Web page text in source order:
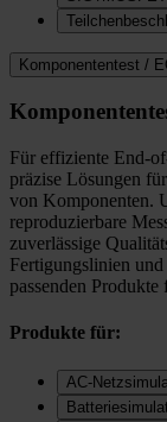
Komponententest /
Für effiziente End-
präzise Lösungen
von Komponenten.
reproduzierbare
zuverlässige
Fertigungslinien
passenden
Produkte für:
AC-